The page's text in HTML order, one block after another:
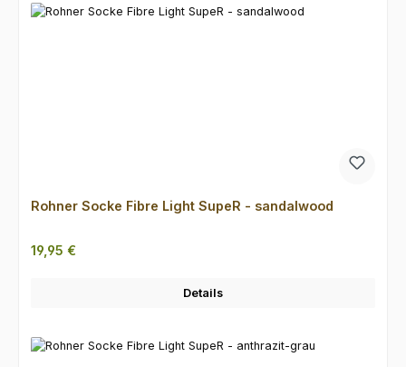
Rohner Socke Fibre Light SupeR - sandalwood
Regulärer Preis:
19,95 €
Details